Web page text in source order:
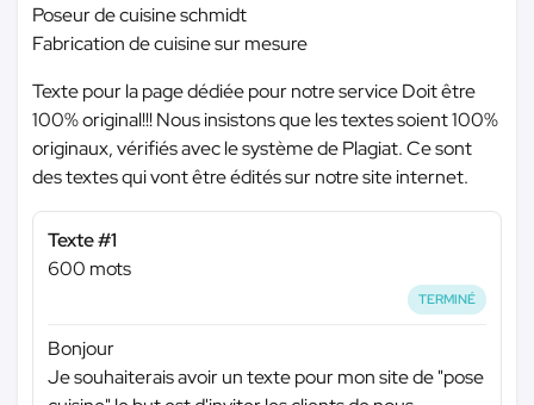
Poseur de cuisine schmidt
Fabrication de cuisine sur mesure
Texte pour la page dédiée pour notre service Doit être
100% original!!! Nous insistons que les textes soient 100%
originaux, vérifiés avec le système de Plagiat. Ce sont
des textes qui vont être édités sur notre site internet.
Texte #1
600 mots
TERMINÉ
Bonjour
Je souhaiterais avoir un texte pour mon site de "pose